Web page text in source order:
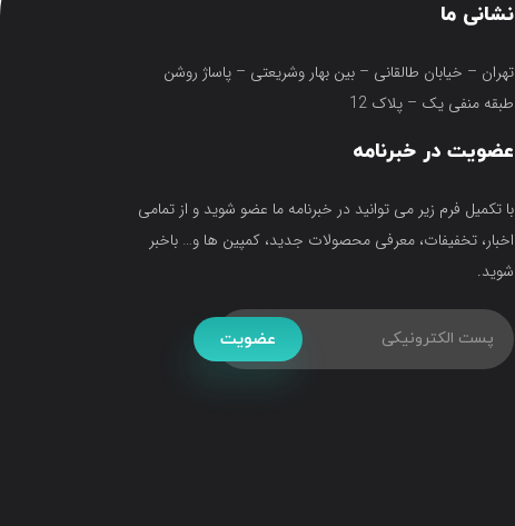
نشانی ما
تهران – خیابان طالقانی – بین بهار وشریعتی – پاساژ روشن
طبقه منفی یک – پلاک 12
عضویت در خبرنامه
با تکمیل فرم زیر می توانید در خبرنامه ما عضو شوید و از تمامی
اخبار، تخفیفات، معرفی محصولات جدید، کمپین ها و… باخبر
شوید.
عضویت